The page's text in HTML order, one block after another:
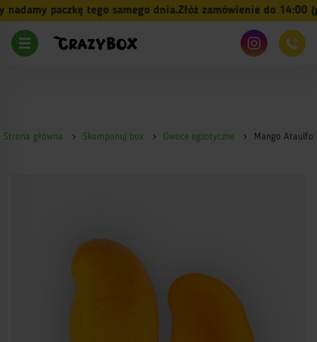
paczkę tego samego dnia.Złóż zamówienie do 14:00
Strona główna Skomponuj box Owoce egzotyczne Mango Ataulfo